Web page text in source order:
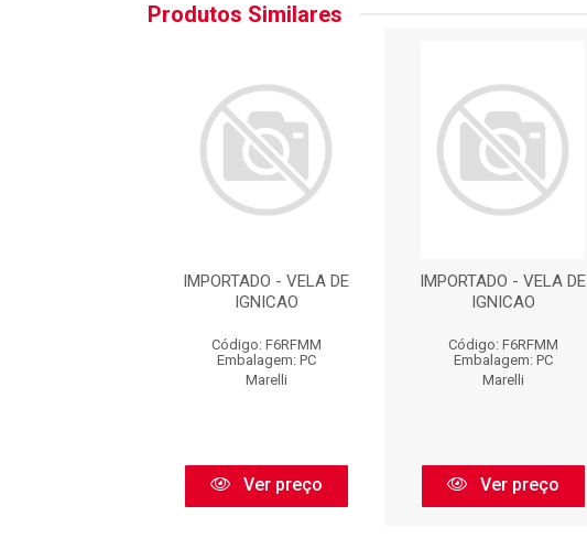
Produtos Similares
IMPORTADO - VELA DE
IGNICAO
Código: F6RFMM
Embalagem: PC
Marelli
Ver preço
IMPORTADO - VELA DE
IGNICAO
Código: F6RFMM
Embalagem: PC
Marelli
Ver preço